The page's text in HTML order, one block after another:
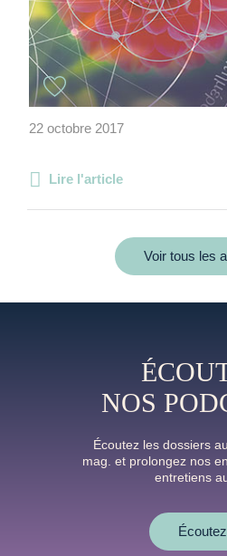
22 octobre 2017
Lire l'article
Voir tous les
NOS
Écoutez les dossiers
mag. et prolongez nos
entretiens
Écoutez